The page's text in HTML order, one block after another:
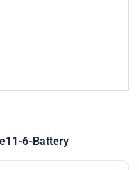
6-Battery